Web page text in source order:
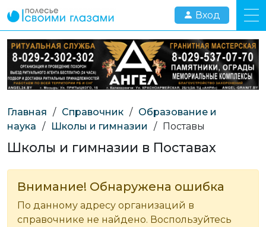
Вход
Главная / Справочник / Образование и
наука / Школы и гимназии / Поставы
Школы и гимназии в Поставах
Внимание! Обнаружена ошибка
По данному адресу организаций в
справочнике не найдено. Воспользуйтесь